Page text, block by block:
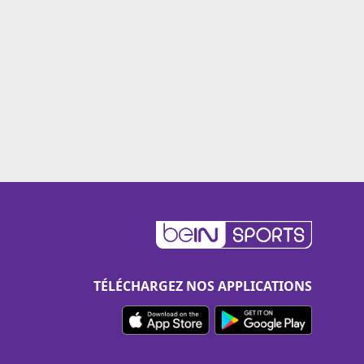
TÉLÉCHARGEZ NOS APPLICATIONS